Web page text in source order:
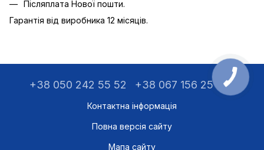
Післяплата Нової пошти.
Гарантія від виробника 12 місяців.
+38 050 242 55 52 +38 067 156 25 75
Контактна інформація
Повна версія сайту
Мапа сайту